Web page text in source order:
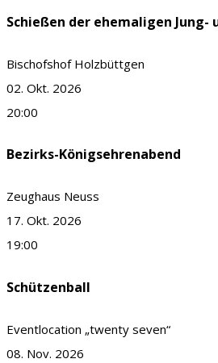
Schießen der ehemaligen Jung-
Bischofshof Holzbüttgen
02. Okt. 2026
20:00
Bezirks-Königsehrenabend
Zeughaus Neuss
17. Okt. 2026
19:00
Schützenball
Eventlocation „twenty seven“
08. Nov. 2026